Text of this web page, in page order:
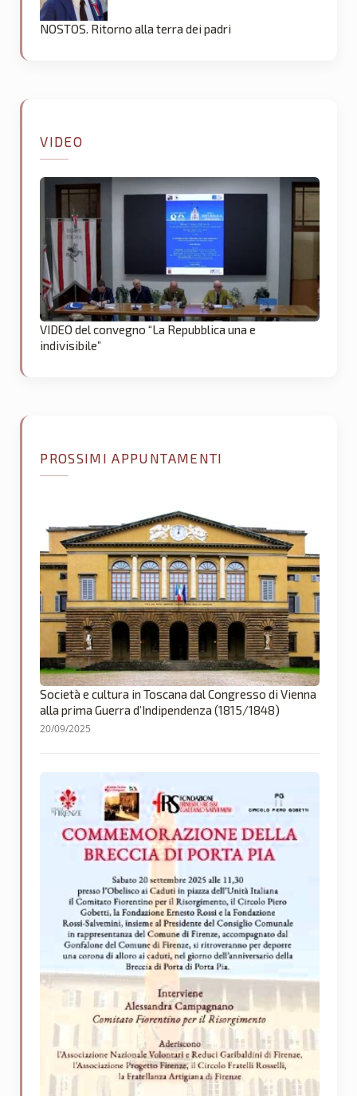
NOSTOS. Ritorno alla terra dei padri
VIDEO
VIDEO del convegno “La Repubblica una e
indivisibile”
PROSSIMI APPUNTAMENTI
Società e cultura in Toscana dal Congresso di Vienna
alla prima Guerra d’Indipendenza (1815/1848)
20/09/2025